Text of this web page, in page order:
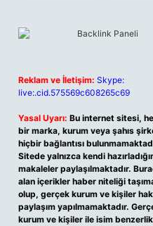
Reklam ve İletişim: Skype:
live:.cid.575569c608265c69
Yasal Uyarı: Bu internet sitesi,
bir marka, kurum veya şahıs
hiçbir bağlantısı
Sitede yalnızca kendi
makaleler paylaşılmaktadır.
alan içerikler haber niteliği
olup, gerçek kurum ve kişiler
paylaşım yapılmamaktadır.
kurum ve kişiler ile isim